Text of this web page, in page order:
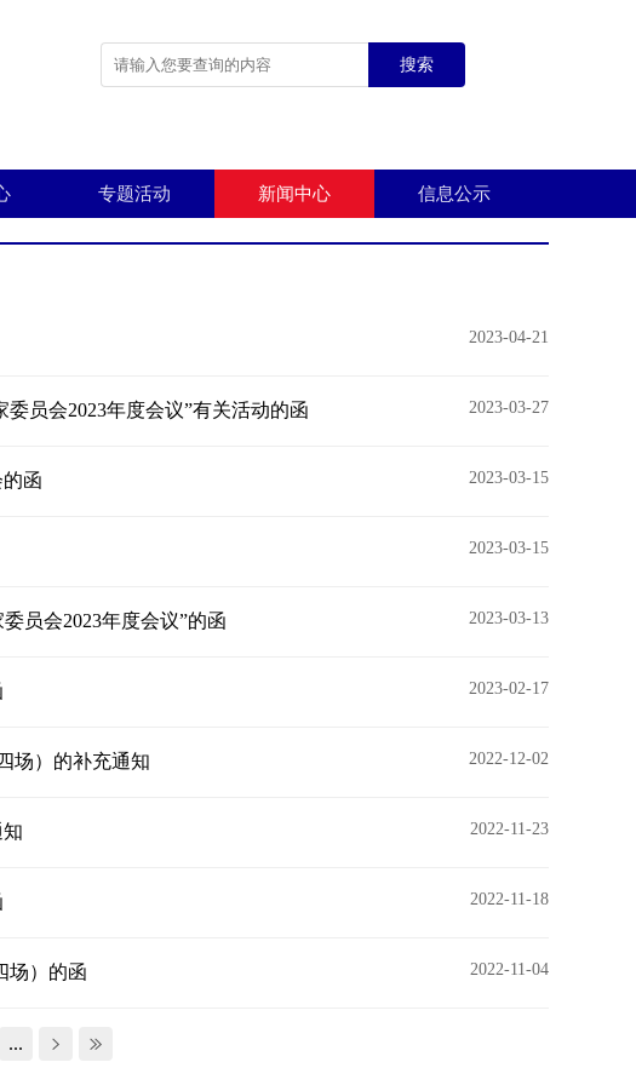
搜索
专题活动 新闻中心 信息公示
2023-04-21
员会2023年度会议”有关活动的函 2023-03-27
函 2023-03-15
2023-03-15
员会2023年度会议”的函 2023-03-13
2023-02-17
场）的补充通知 2022-12-02
2022-11-23
2022-11-18
场）的函 2022-11-04
...